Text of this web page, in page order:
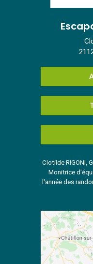
Clotilde RIGONI,
Monitrice
l'année des